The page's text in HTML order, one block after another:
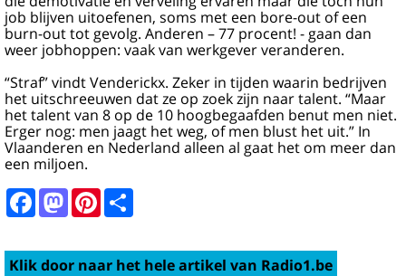
job blijven uitoefenen, soms met een bore-out of een
burn-out tot gevolg. Anderen – 77 procent! - gaan dan
weer jobhoppen: vaak van werkgever veranderen.
“Straf” vindt Venderickx. Zeker in tijden waarin bedrijven
het uitschreeuwen dat ze op zoek zijn naar talent. “Maar
het talent van 8 op de 10 hoogbegaafden benut men niet.
Erger nog: men jaagt het weg, of men blust het uit.” In
Vlaanderen en Nederland alleen al gaat het om meer dan
een miljoen.
FacebookMastodon
Pinterest
Klik door naar het hele artikel van Radio1.be